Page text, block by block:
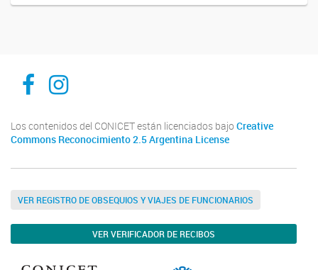
Inibioma-Conicet/Unco
inibiomaabierto
Los contenidos del CONICET están licenciados bajo Creative
Commons Reconocimiento 2.5 Argentina License
VER REGISTRO DE OBSEQUIOS Y VIAJES DE FUNCIONARIOS
VER VERIFICADOR DE RECIBOS